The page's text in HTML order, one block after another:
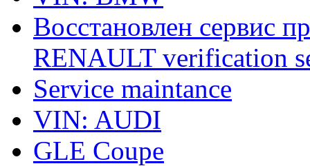
Восстановлен сервис
RENAULT verification
Service maintance
VIN: AUDI
GLE Coupe